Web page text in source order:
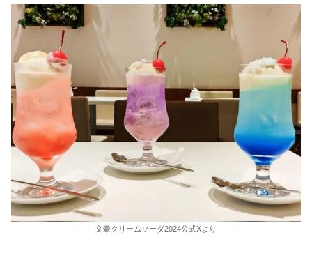
文豪クリームソーダ2024公式Xより